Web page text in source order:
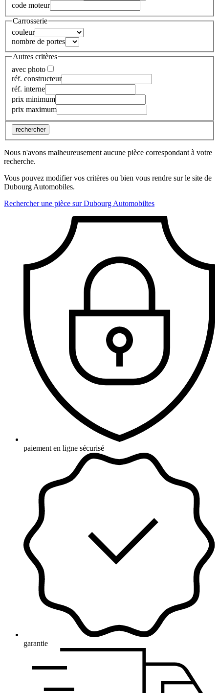
code moteur
Carrosserie
couleur
nombre de portes
Autres critères
avec photo
réf. constructeur
réf. interne
prix minimum
prix maximum
rechercher
Nous n'avons malheureusement aucune pièce correspondant à votre
recherche.
Vous pouvez modifier vos critères ou bien vous rendre sur le site de
Dubourg Automobiles.
Rechercher une pièce sur Dubourg Automobiltes
paiement en ligne sécurisé
garantie